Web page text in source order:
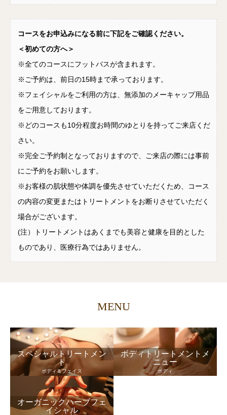
コースをお申込みになる前に下記をご確認ください。
＜初めての方へ＞
※全てのコースにフットバスが含まれます。
※ご予約は、前日の15時まで承っております。
※フェイシャルをご利用の方は、無添加のメーキャップ用品
をご用意しております。
※どのコースも10分程度お時間のゆとりを持ってご来店くだ
さい。
※完全ご予約制となっておりますので、ご来店の際には事前
にご予約をお願いします。
※お客様の肌状態や体調を優先させていただくため、コース
の内容の変更またはトリートメントをお断りさせていただく
場合がございます。
(注）トリートメントはあくまでも美容と健康を目的とした
ものであり、医療行為ではありません。
MENU
スペシャルトリートメン
ト
ボディ＆フェイス
ボディトリートメントメ
ニュー
ボディ
オーガニックハーブフェ
イシャル